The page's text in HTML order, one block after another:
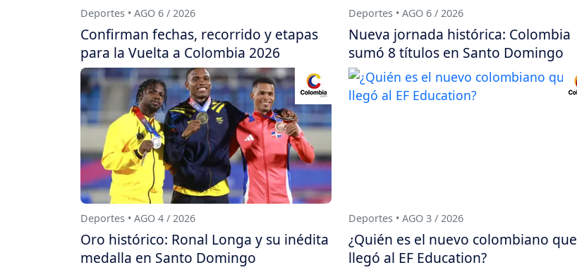
Deportes • AGO 6 / 2026
Confirman fechas, recorrido y etapas
para la Vuelta a Colombia 2026
Deportes • AGO 6 / 2026
Nueva jornada histórica: Colombia
sumó 8 títulos en Santo Domingo
Deportes • AGO 4 / 2026
Oro histórico: Ronal Longa y su inédita
medalla en Santo Domingo
Deportes • AGO 3 / 2026
¿Quién es el nuevo colombiano que
llegó al EF Education?